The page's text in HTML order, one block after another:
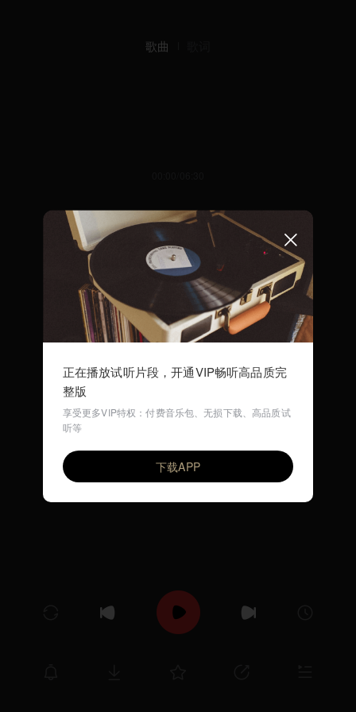
歌曲
アメイジング・グレイス
Yasuji Ohagi
正在播放试听片段，开通VIP畅听高品质完
整版
享受更多VIP特权：付费音乐包、无损下载、高品质试
听等
下载APP
